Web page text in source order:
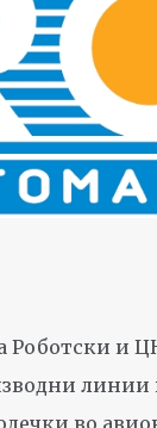
и
линии